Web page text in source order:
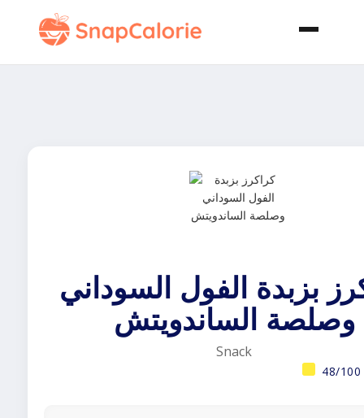
بزبدة الفول السوداني
وصلصة الساندويتش
Snack
48/100